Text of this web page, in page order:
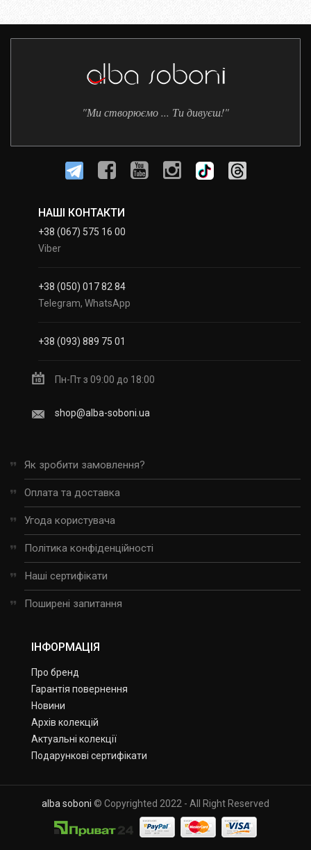
"Ми створюємо ... Ти дивуєш!"
НАШІ КОНТАКТИ
+38 (067) 575 16 00
Viber
+38 (050) 017 82 84
Telegram, WhatsApp
+38 (093) 889 75 01
Пн-Пт з 09:00 до 18:00
shop@alba-soboni.ua
Як зробити замовлення?
Оплата та доставка
Угода користувача
Політика конфіденційності
Наші сертифікати
Поширені запитання
ІНФОРМАЦІЯ
Про бренд
Гарантія повернення
Новини
Архів колекцій
Актуальні колекції
Подарункові сертифікати
alba soboni © Copyrighted 2022 - All Right Reserved